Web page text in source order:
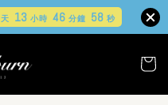
天 13小時 46分鐘 57秒